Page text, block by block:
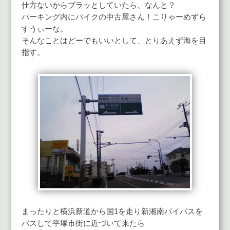
仕方ないからブラッとしていたら、なんと？
パーキング内にバイクの中古屋さん！こりゃーめずら
すうぃーな。
そんなことはどーでもいいとして、とりあえず海を目
指す。
まったりと横浜新道から国1を走り新湘南バイパスを
パスして平塚市街に近づいて来たら